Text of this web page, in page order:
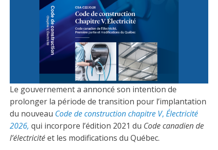
Découvrez notre campagne de
sensibilisation
Trouver un entrepreneur
Déposer une plainte
Découvrir l'espace Entrepreneurs
électriciens
Hydro-Québec
Ce
lien
s’ouvrira
dans
une
nouvelle
Quiz de la semaine
Découvrir l'espace Devenir
entrepreneur
Service Démarrer une entreprise
Ce
lien
s’ouvrira
dans
une
nouvelle
Documents
Découvrir l'espace La CMEQ
À propos de la CMEQ
Mission et historique
Instances décisionnelles
Découvrir l'espace Formation continue
Déclarer mes heures de FCO
Ce
lien
s’ouvrira
dans
une
nouvelle
Centre d'expertise et de formation
Le gouvernement a annoncé son intention de
prolonger la période de transition pour l’implantation
du nouveau Code de constructionchapitre V, Électricité
2026, qui incorpore l’édition 2021 du Code canadien de
l’électricitéet les modifications du Québec.